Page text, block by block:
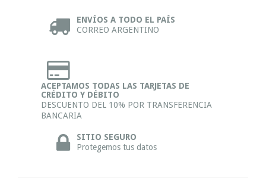
ENVÍOS A TODO EL PAÍS
CORREO ARGENTINO
ACEPTAMOS TODAS LAS TARJETAS DE
CRÉDITO Y DÉBITO
DESCUENTO DEL 10% POR TRANSFERENCIA
BANCARIA
SITIO SEGURO
Protegemos tus datos